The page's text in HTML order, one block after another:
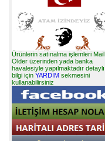
Ürünlerin satınalma işlemleri Mail
Older üzerinden yada banka
havalesiyle yapılmaktadır detaylı
bilgi için YARDIM sekmesini
kullanabilirsiniz